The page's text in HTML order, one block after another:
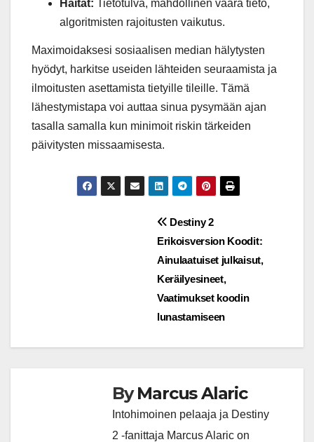
Haitat: Tietotulva, mahdollinen väärä tieto,
algoritmisten rajoitusten vaikutus.
Maximoidaksesi sosiaalisen median hälytysten
hyödyt, harkitse useiden lähteiden seuraamista ja
ilmoitusten asettamista tietyille tileille. Tämä
lähestymistapa voi auttaa sinua pysymään ajan
tasalla samalla kun minimoit riskin tärkeiden
päivitysten missaamisesta.
Destiny 2
Erikoisversion Koodit:
Ainulaatuiset julkaisut,
Keräilyesineet,
Vaatimukset koodin
lunastamiseen
ByMarcus Alaric
Intohimoinen pelaaja ja Destiny
2 -fanittaja Marcus Alaric on